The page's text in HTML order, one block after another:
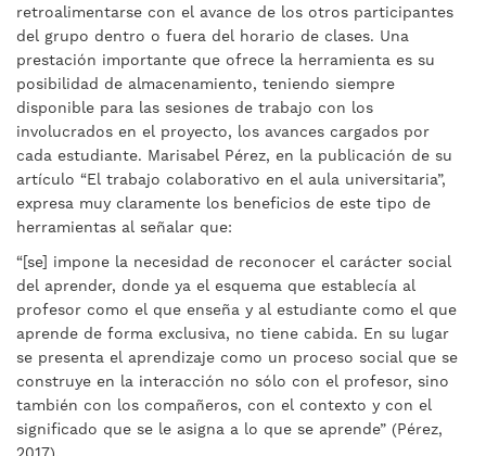
retroalimentarse con el avance de los otros participantes
del grupo dentro o fuera del horario de clases. Una
prestación importante que ofrece la herramienta es su
posibilidad de almacenamiento, teniendo siempre
disponible para las sesiones de trabajo con los
involucrados en el proyecto, los avances cargados por
cada estudiante. Marisabel Pérez, en la publicación de su
artículo “El trabajo colaborativo en el aula universitaria”,
expresa muy claramente los beneficios de este tipo de
herramientas al señalar que:
“[se] impone la necesidad de reconocer el carácter social
del aprender, donde ya el esquema que establecía al
profesor como el que enseña y al estudiante como el que
aprende de forma exclusiva, no tiene cabida. En su lugar
se presenta el aprendizaje como un proceso social que se
construye en la interacción no sólo con el profesor, sino
también con los compañeros, con el contexto y con el
significado que se le asigna a lo que se aprende” (Pérez,